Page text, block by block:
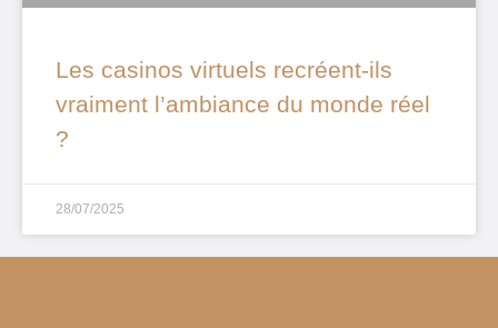
Les casinos virtuels recréent-ils
vraiment l’ambiance du monde réel
?
28/07/2025